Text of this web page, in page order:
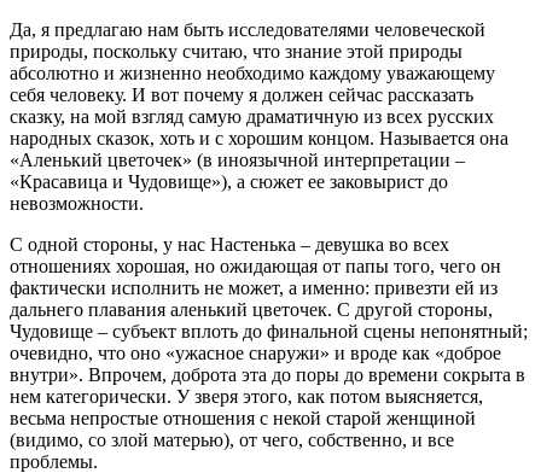
Да, я предлагаю нам быть исследователями человеческой
природы, поскольку считаю, что знание этой природы
абсолютно и жизненно необходимо каждому уважающему
себя человеку. И вот почему я должен сейчас рассказать
сказку, на мой взгляд самую драматичную из всех русских
народных сказок, хоть и с хорошим концом. Называется она
«Аленький цветочек» (в иноязычной интерпретации –
«Красавица и Чудовище»), а сюжет ее заковырист до
невозможности.
С одной стороны, у нас Настенька – девушка во всех
отношениях хорошая, но ожидающая от папы того, чего он
фактически исполнить не может, а именно: привезти ей из
дальнего плавания аленький цветочек. С другой стороны,
Чудовище – субъект вплоть до финальной сцены непонятный;
очевидно, что оно «ужасное снаружи» и вроде как «доброе
внутри». Впрочем, доброта эта до поры до времени сокрыта в
нем категорически. У зверя этого, как потом выясняется,
весьма непростые отношения с некой старой женщиной
(видимо, со злой матерью), от чего, собственно, и все
проблемы.